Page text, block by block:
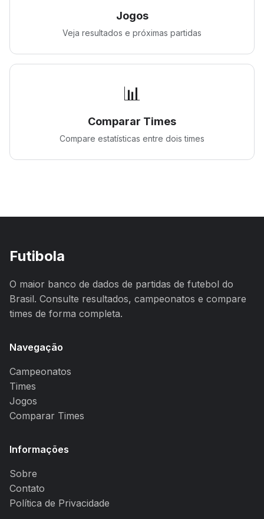
Jogos
Veja resultados e próximas partidas
📊
Comparar Times
Compare estatísticas entre dois times
Futibola
O maior banco de dados de partidas de futebol do
Brasil. Consulte resultados, campeonatos e compare
times de forma completa.
Navegação
Campeonatos
Times
Jogos
Comparar Times
Informações
Sobre
Contato
Política de Privacidade